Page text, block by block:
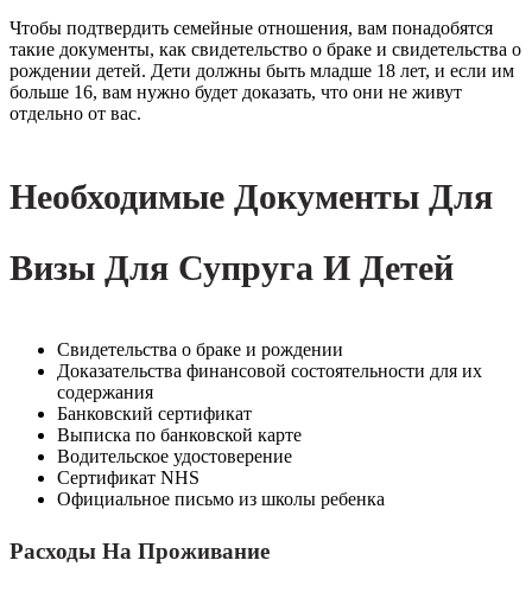
Чтобы подтвердить семейные отношения, вам понадобятся
такие документы, как свидетельство о браке и свидетельства о
рождении детей. Дети должны быть младше 18 лет, и если им
больше 16, вам нужно будет доказать, что они не живут
отдельно от вас.
Необходимые Документы Для
Визы Для Супруга И Детей
Свидетельства о браке и рождении
Доказательства финансовой состоятельности для их
содержания
Банковский сертификат
Выписка по банковской карте
Водительское удостоверение
Сертификат NHS
Официальное письмо из школы ребенка
Расходы На Проживание